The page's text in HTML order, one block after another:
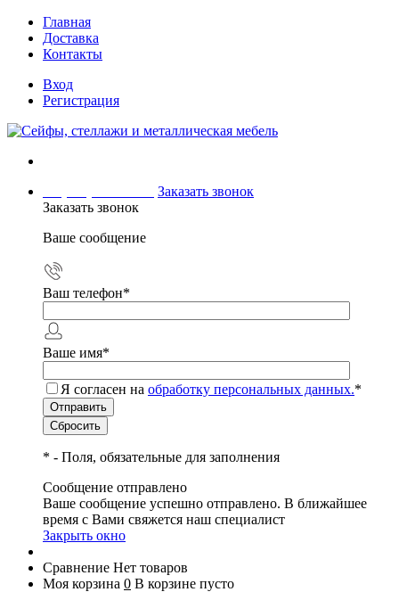
Главная
Доставка
Контакты
Вход
Регистрация
Заказать звонок
Заказать звонок
Ваше сообщение
Ваш телефон*
Ваше имя*
Я согласен на обработку персональных данных.*
* - Поля, обязательные для заполнения
Сообщение отправлено
Ваше сообщение успешно отправлено. В ближайшее
время с Вами свяжется наш специалист
Закрыть окно
Сравнение Нет товаров
Моя корзина 0 В корзине пусто